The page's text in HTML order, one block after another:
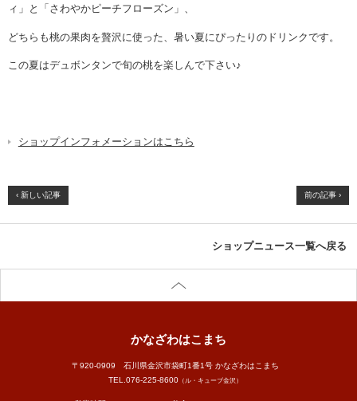
ィ」と「さわやかピーチフローズン」、
どちらも桃の果肉を贅沢に使った、暑い夏にぴったりのドリンクです。
この夏はデュボンタンで旬の桃を楽しんで下さい♪
ショップインフォメーションはこちら
‹ 新しい記事 前の記事 ›
ショップニュース一覧へ戻る
かなざわはこまち
〒920-0909 石川県金沢市袋町1番1号 かなざわはこまち
TEL. 076-225-8600（ル・キューブ金沢）